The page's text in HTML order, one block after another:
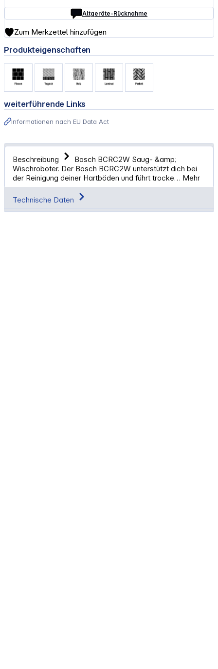
Altgeräte-Rücknahme
Zum Merkzettel hinzufügen
Produkteigenschaften
weiterführende Links
Informationen nach EU Data Act
Beschreibung
Bosch BCRC2W Saug- &amp;
Wischroboter. Der Bosch BCRC2W unterstützt dich bei
der Reinigung deiner Hartböden und führt trocke… Mehr
Technische Daten